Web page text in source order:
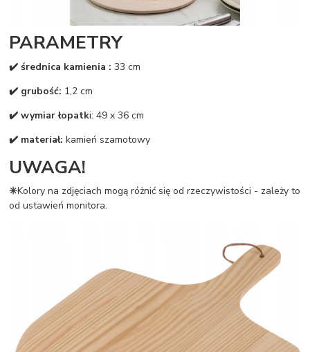
PARAMETRY
✔️ średnica kamienia : 33 cm
✔️ grubość: 1,2 cm
✔️ wymiar łopatki: 49 x 36 cm
✔️ materiał: kamień szamotowy
UWAGA!
✳️Kolory na zdjęciach mogą różnić się od rzeczywistości - zależy to
od ustawień monitora.